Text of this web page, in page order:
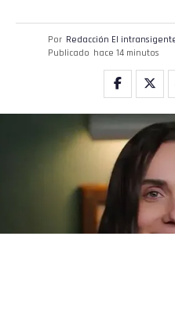
Por Redacción El
Publicado hace 14 minutos